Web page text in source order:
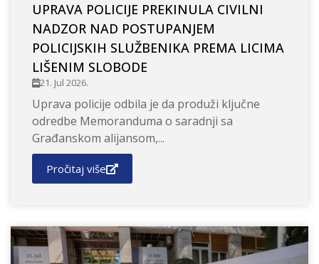
UPRAVA POLICIJE PREKINULA CIVILNI
NADZOR NAD POSTUPANJEM
POLICIJSKIH SLUŽBENIKA PREMA LICIMA
LIŠENIM SLOBODE
21. Jul 2026.
Uprava policije odbila je da produži ključne
odredbe Memoranduma o saradnji sa
Građanskom alijansom,...
Pročitaj više